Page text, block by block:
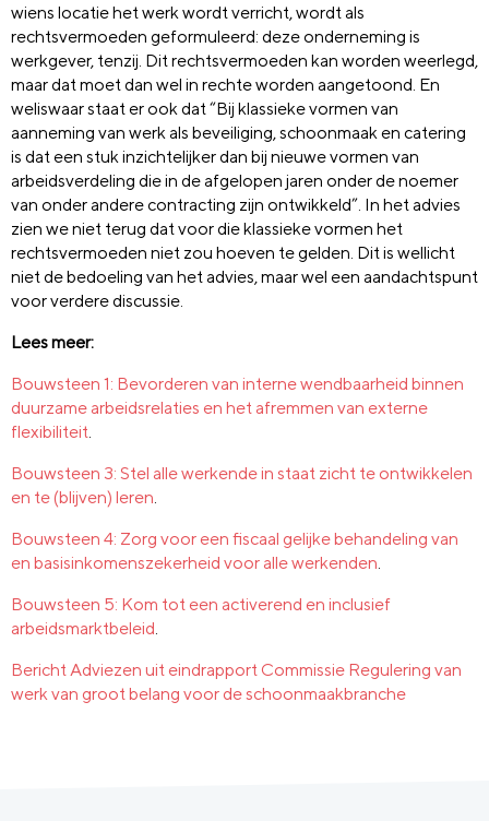
wiens locatie het werk wordt verricht, wordt als
rechtsvermoeden geformuleerd: deze onderneming is
werkgever, tenzij. Dit rechtsvermoeden kan worden weerlegd,
maar dat moet dan wel in rechte worden aangetoond. En
weliswaar staat er ook dat “Bij klassieke vormen van
aanneming van werk als beveiliging, schoonmaak en catering
is dat een stuk inzichtelijker dan bij nieuwe vormen van
arbeidsverdeling die in de afgelopen jaren onder de noemer
van onder andere contracting zijn ontwikkeld”. In het advies
zien we niet terug dat voor die klassieke vormen het
rechtsvermoeden niet zou hoeven te gelden. Dit is wellicht
niet de bedoeling van het advies, maar wel een aandachtspunt
voor verdere discussie.
Lees meer:
Bouwsteen 1: Bevorderen van interne wendbaarheid binnen
duurzame arbeidsrelaties en het afremmen van externe
flexibiliteit.
Bouwsteen 3: Stel alle werkende in staat zicht te ontwikkelen
en te (blijven) leren.
Bouwsteen 4: Zorg voor een fiscaal gelijke behandeling van
en basisinkomenszekerheid voor alle werkenden.
Bouwsteen 5: Kom tot een activerend en inclusief
arbeidsmarktbeleid.
Bericht Adviezen uit eindrapport Commissie Regulering van
werk van groot belang voor de schoonmaakbranche